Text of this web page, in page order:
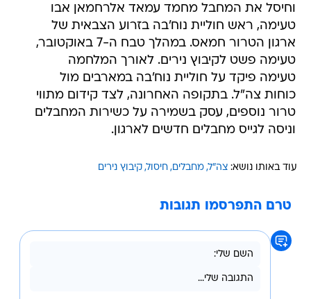
וחיסל את המחבל מחמד עמאד אלרחמאן אבו
טעימה, ראש חוליית נוח'בה בזרוע הצבאית של
ארגון הטרור חמאס. במהלך טבח ה-7 באוקטובר,
טעימה פשט לקיבוץ נירים. לאורך המלחמה
טעימה פיקד על חוליית נוח'בה במארבים מול
כוחות צה"ל. בתקופה האחרונה, לצד קידום מתווי
טרור נוספים, עסק בשמירה על כשירות המחבלים
וניסה לגייס מחבלים חדשים לארגון.
עוד באותו נושא: צה"ל מחבלים חיסול קיבוץ נירים
טרם התפרסמו תגובות